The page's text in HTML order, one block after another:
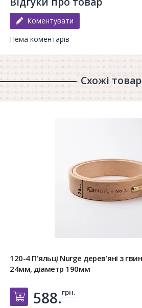
Коментувати
Нема коментарів
Схожі
120-4 П'яльці Nurge дерев'яні з
24мм, діаметр 190мм
Добавить в корзину
588.грн.